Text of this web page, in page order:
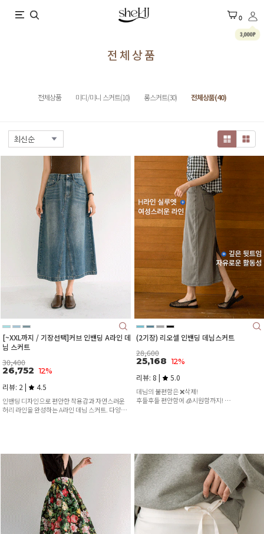
X 0
3,000P
전체상품
전체상품 미디/미니 스커트(10) 롱스커트(30) 전체상품(40)
[~XXL까지 / 기장선택]커브 인밴딩 A라인 데
님 스커트
30,400
26,752 12%
리뷰: 2 | 4.5
인밴딩 디자인으로 편안한 착용감과 자연스러운
허리 라인을 완성하는 A라인 데님 스커트. 다양한
(2기장) 리오셀 인밴딩 데님스커트
28,600
25,168 12%
리뷰: 8 | 5.0
데님의 불편함은 ❌삭제!
후들후들 편안함에 🧊시원함까지!